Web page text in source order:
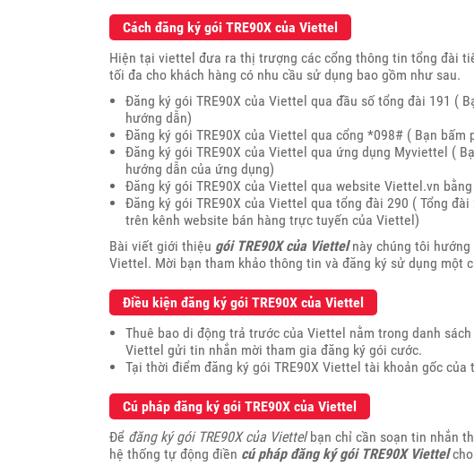
Cách đăng ký gói TRE90X của Viettel
Hiện tại viettel đưa ra thị trượng các cổng thông tin tổng đài
tối đa cho khách hàng có nhu cầu sử dụng bao gồm như sau.
Đăng ký gói TRE90X của Viettel qua đầu số tổng đài 191 (
hướng dẫn)
Đăng ký gói TRE90X của Viettel qua cổng *098# ( Bạn
Đăng ký gói TRE90X của Viettel qua ứng dụng Myviettel (
hướng dẫn của ứng dụng)
Đăng ký gói TRE90X của Viettel qua website Viettel.vn
Đăng ký gói TRE90X của Viettel qua tổng đài 290 ( Tổng
trên kênh website bán hàng trực tuyến của Viettel)
Bài viết giới thiệu gói TRE90X của Viettelnày chúng tôi hướng
Viettel. Mời bạn tham khảo thông tin và đăng ký sử dụng một
Điều kiện đăng ký gói TRE90X của Viettel
Thuê bao di động trả trước của Viettel nằm trong danh
Viettel gửi tin nhắn mời tham gia đăng ký gói cước.
Tại thời điểm đăng ký gói TRE90X Viettel tài khoản gốc
Cú pháp đăng ký gói TRE90X của Viettel
Để đăng ký gói TRE90X của Viettelbạn chỉ cần soạn tin nhắn
hệ thống tự động điền cú pháp đăng ký gói TRE90X Viettelcho